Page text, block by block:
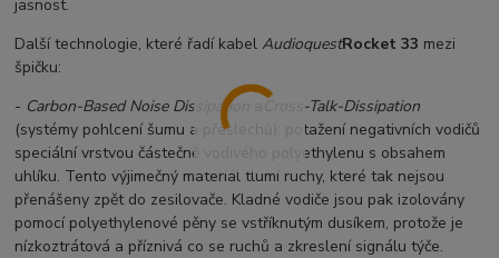
jasnost.
Další technologie, které řadí kabelAudioquestRocket 33 mezi
špičku:
- Carbon-Based Noise Dissipation
Cross-Talk-Dissipation
(systémy pohlcení šumu a přeslechů): potažení negativních vodičů
speciální vrstvou částečně vodivého polyethylenu s obsahem
uhlíku. Tento výjimečný materiál tlumí ruchy, které tak nejsou
přenášeny zpět do zesilovače. Kladné vodiče jsou pak izolovány
pomocí polyethylenové pěny se vstříknutým dusíkem, protože je
nízkoztrátová a příznivá co se ruchů a zkreslení signálu týče.